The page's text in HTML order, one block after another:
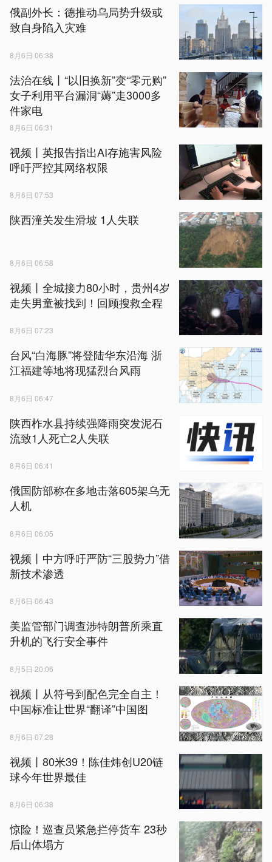
俄副外长：德推动乌局势升级或
致自身陷入灾难
8月6日 06:38
法治在线丨“以旧换新”变“零元购”
女子利用平台漏洞“薅”走3000多
件家电
8月6日 06:31
视频丨英报告指出AI存施害风险
呼吁严控其网络权限
8月6日 07:53
陕西潼关发生滑坡 1人失联
8月6日 06:58
视频丨全城接力80小时，贵州4岁
走失男童被找到！回顾搜救全程
8月6日 07:23
台风“白海豚”将登陆华东沿海 浙
江福建等地将现猛烈台风雨
8月6日 06:47
陕西柞水县持续强降雨突发泥石
流致1人死亡2人失联
8月6日 06:41
俄国防部称在多地击落605架乌无
人机
8月6日 06:05
视频丨中方呼吁严防“三股势力”借
新技术渗透
8月6日 06:43
美监管部门调查涉特朗普所乘直
升机的飞行安全事件
8月5日 20:06
视频丨从符号到配色完全自主！
中国标准让世界“翻译”中国图
8月6日 07:28
视频丨80米39！陈佳炜创U20链
球今年世界最佳
8月6日 06:38
惊险！巡查员紧急拦停货车 23秒
后山体塌方